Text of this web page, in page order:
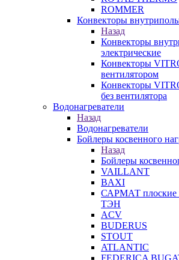
ROMMER
Конвекторы
Назад
Конвекторы
электрические
Конвекторы
вентилятором
Конвекторы
без вентилятора
Водонагреватели
Назад
Водонагреватели
Бойлеры косвенного
Назад
Бойлеры
VAILLANT
BAXI
САРМАТ плоские
ТЭН
ACV
BUDERUS
STOUT
ATLANTIC
FEDERICA